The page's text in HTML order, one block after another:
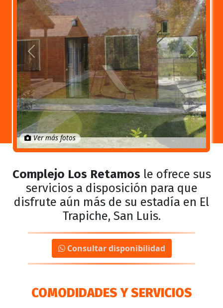
Anterior Próximo
Ver más fotos
Complejo Los Retamos le ofrece sus
servicios a disposición para que
disfrute aún más de su estadía en El
Trapiche, San Luis.
Consultar disponibilidad
COMODIDADES Y SERVICIOS